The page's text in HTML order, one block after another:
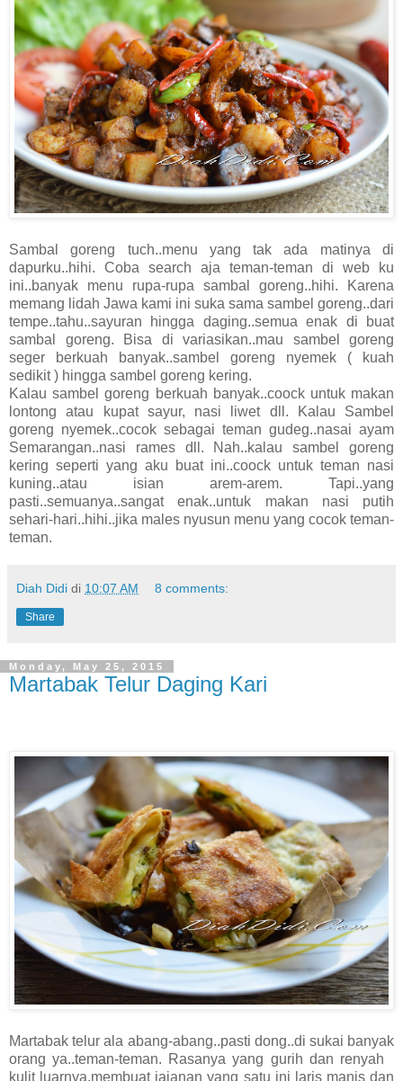
Sambal goreng tuch..menu yang tak ada matinya di
dapurku..hihi. Coba search aja teman-teman di web ku
ini..banyak menu rupa-rupa sambal goreng..hihi. Karena
memang lidah Jawa kami ini suka sama sambel goreng..dari
tempe..tahu..sayuran hingga daging..semua enak di buat
sambal goreng. Bisa di variasikan..mau sambel goreng
seger berkuah banyak..sambel goreng nyemek ( kuah
sedikit ) hingga sambel goreng kering.
Kalau sambel goreng berkuah banyak..coock untuk makan
lontong atau kupat sayur, nasi liwet dll. Kalau Sambel
goreng nyemek..cocok sebagai teman gudeg..nasai ayam
Semarangan..nasi rames dll. Nah..kalau sambel goreng
kering seperti yang aku buat ini..coock untuk teman nasi
kuning..atau isian arem-arem. Tapi..yang
pasti..semuanya..sangat enak..untuk makan nasi putih
sehari-hari..hihi..jika males nyusun menu yang cocok teman-
teman.
Diah Didi di 10:07 AM 8 comments:
Share
Monday, May 25, 2015
Martabak Telur Daging Kari
Martabak telur ala abang-abang..pasti dong..di sukai banyak
orang ya..teman-teman. Rasanya yang gurih dan renyah
kulit luarnya.membuat jajanan yang satu ini laris manis dan